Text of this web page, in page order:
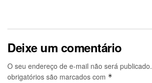
Deixe um comentário
O seu endereço de e-mail não será publicado.
obrigatórios são marcados com *